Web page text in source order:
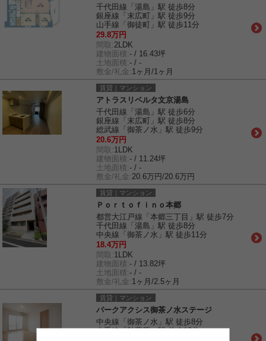
千代田線「湯島」駅 徒歩8分
銀座線「末広町」駅 徒歩9分
山手線「御徒町」駅 徒歩11分
29.8万円
間取: 2LDK
建物面積:- / 16.43坪
土地面積:- / -
敷金/礼金: 1ヶ月/1ヶ月
賃貸｜マンション
アトラスリベルタ文京湯島
千代田線「湯島」駅 徒歩6分
銀座線「末広町」駅 徒歩8分
総武線「御茶ノ水」駅 徒歩9分
20.6万円
間取: 1LDK
建物面積:- / 11.24坪
土地面積:- / -
敷金/礼金: 20.6万円/20.6万円
賃貸｜マンション
Ｐｏｒｔｏｆｉｎｏ本郷
都営大江戸線「本郷三丁目」駅 徒歩7分
千代田線「湯島」駅 徒歩8分
中央線「御茶ノ水」駅 徒歩11分
18.4万円
間取: 1LDK
建物面積:- / 13.82坪
土地面積:- / -
敷金/礼金: 1ヶ月/2.5ヶ月
賃貸｜マンション
パークアクシス御茶ノ水ステージ
中央線「御茶ノ水」駅 徒歩8分
山手線「秋葉原」駅 徒歩13分